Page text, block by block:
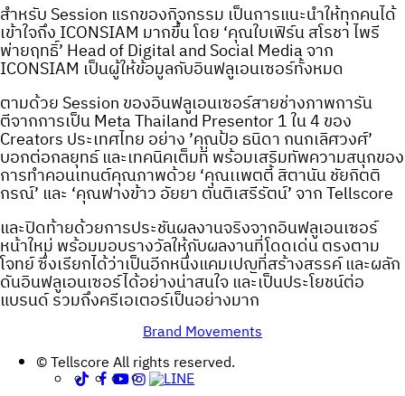
สำหรับ Session แรกของกิจกรรม เป็นการแนะนำให้ทุกคนได้
เข้าใจถึง ICONSIAM มากขึ้น โดย ‘คุณใบเฟิร์น สโรชา ไพรี
พ่ายฤทธิ์’ Head of Digital and Social Media จาก
ICONSIAM เป็นผู้ให้ข้อมูลกับอินฟลูเอนเซอร์ทั้งหมด
ตามด้วย Session ของอินฟลูเอนเซอร์สายช่างภาพการัน
ตีจากการเป็น Meta Thailand Presentor 1 ใน 4 ของ
Creators ประเทศไทย อย่าง ’คุณป้อ ธนิดา กนกเลิศวงศ์’
บอกต่อกลยุทธ์ และเทคนิคเต็มที่ พร้อมเสริมทัพความสนุกของ
การทำคอนเทนต์คุณภาพด้วย ‘คุณเเพตตี้ สิตานัน ชัยกิตติ
กรณ์’ และ ‘คุณฟางข้าว อัยยา ตันติเสรีรัตน์’ จาก Tellscore
และปิดท้ายด้วยการประชันผลงานจริงจากอินฟลูเอนเซอร์
หน้าใหม่ พร้อมมอบรางวัลให้กับผลงานที่โดดเด่น ตรงตาม
โจทย์ ซึ่งเรียกได้ว่าเป็นอีกหนึ่งแคมเปญที่สร้างสรรค์ และผลัก
ดันอินฟลูเอนเซอร์ได้อย่างน่าสนใจ และเป็นประโยชน์ต่อ
แบรนด์ รวมถึงครีเอเตอร์เป็นอย่างมาก
Brand Movements
Post
navigation
© Tellscore All rights reserved.